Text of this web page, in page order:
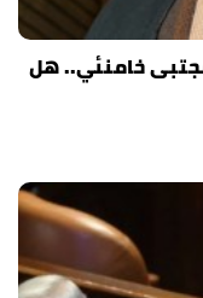
خامنئي.. هل